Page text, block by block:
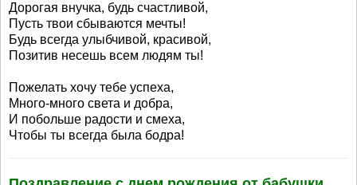
Дорогая внучка, будь счастливой,
Пусть твои сбываются мечты!
Будь всегда улыбчивой, красивой,
Позитив несешь всем людям ты!
Пожелать хочу тебе успеха,
Много-много света и добра,
И побольше радости и смеха,
Чтобы ты всегда была бодра!